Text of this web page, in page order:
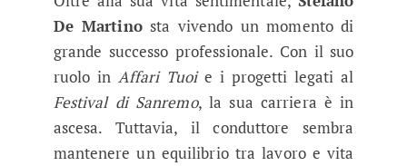
De Martinosta vivendo un momento di
grande successo professionale. Con il suo
ruolo in Affari Tuoie i progetti legati al
Festival di Sanremo, la sua carriera è in
ascesa. Tuttavia, il conduttore sembra
mantenere un equilibrio tra lavoro e vita